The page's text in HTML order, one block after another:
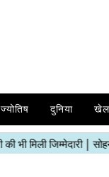
ज्योतिष दुनिया खेल